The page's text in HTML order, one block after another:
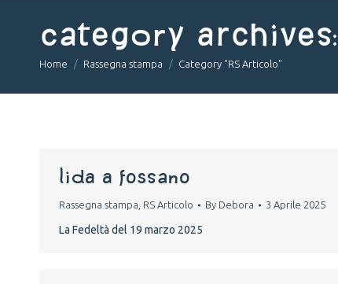
Category Archives:
You are here:
Home Rassegna stampa Category "RS Articolo"
lida a fossano
Rassegna stampa RS Articolo By Debora 3 Aprile 2025
La Fedeltà del 19 marzo 2025